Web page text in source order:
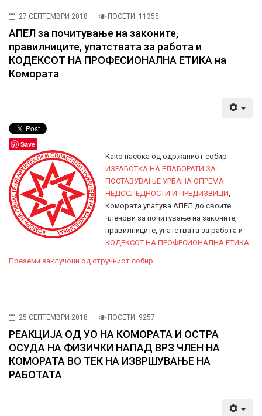
27 СЕПТЕМВРИ 2018 ПОСЕТИ: 11355
АПЕЛ за почитување на законите,
правилниците, упатствата за работа и
КОДЕКСОТ НА ПРОФЕСИОНАЛНА ЕТИКА на
Комората
Save
Како насока од одржаниот собир
ИЗРАБОТКА НА ЕЛАБОРАТИ ЗА
ПОСТАВУВАЊЕ УРБАНА ОПРЕМА –
НЕДОСЛЕДНОСТИ И ПРЕДИЗВИЦИ,
Комората упатува АПЕЛ до своите
членови за почитување на законите,
правилниците, упатствата за работа и
КОДЕКСОТ НА ПРОФЕСИОНАЛНА ЕТИКА.
Преземи заклучоци од стручниот собир
25 СЕПТЕМВРИ 2018 ПОСЕТИ: 9257
РЕАКЦИЈА ОД УО НА КОМОРАТА И ОСТРА
ОСУДА НА ФИЗИЧКИ НАПАД ВРЗ ЧЛЕН НА
КОМОРАТА ВО ТЕК НА ИЗВРШУВАЊЕ НА
РАБОТАТА